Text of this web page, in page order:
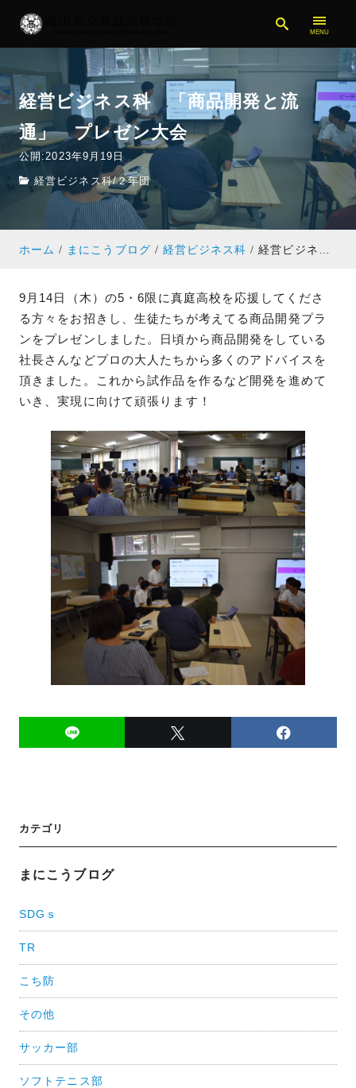
経営ビジネス科 「商品開発と流
通」 プレゼン大会
公開:2023年9月19日
経営ビジネス科/２年団
ホーム まにこうブログ 経営ビジネス科 経営ビジネス科 「商品開発と流通」 プレゼン大会
9月14日（木）の5・6限に真庭高校を応援してくださ
る方々をお招きし、生徒たちが考えてる商品開発プラ
ンをプレゼンしました。日頃から商品開発をしている
社長さんなどプロの大人たちから多くのアドバイスを
頂きました。これから試作品を作るなど開発を進めて
いき、実現に向けて頑張ります！
投
稿
ナ
ゲ
ー
シ
ョ
ン
カテゴリ
まにこうブログ
SDGｓ
TR
こち防
その他
サッカー部
ソフトテニス部